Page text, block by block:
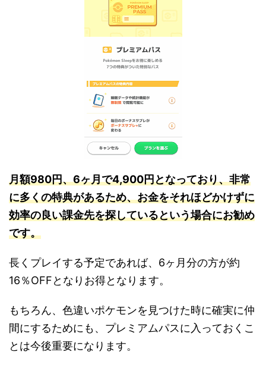
月額980円、6ヶ月で4,900円となっており、非常
に多くの特典があるため、お金をそれほどかけずに
効率の良い課金先を探しているという場合にお勧め
です。
長くプレイする予定であれば、6ヶ月分の方が約
16％OFFとなりお得となります。
もちろん、色違いポケモンを見つけた時に確実に仲
間にするためにも、プレミアムパスに入っておくこ
とは今後重要になります。